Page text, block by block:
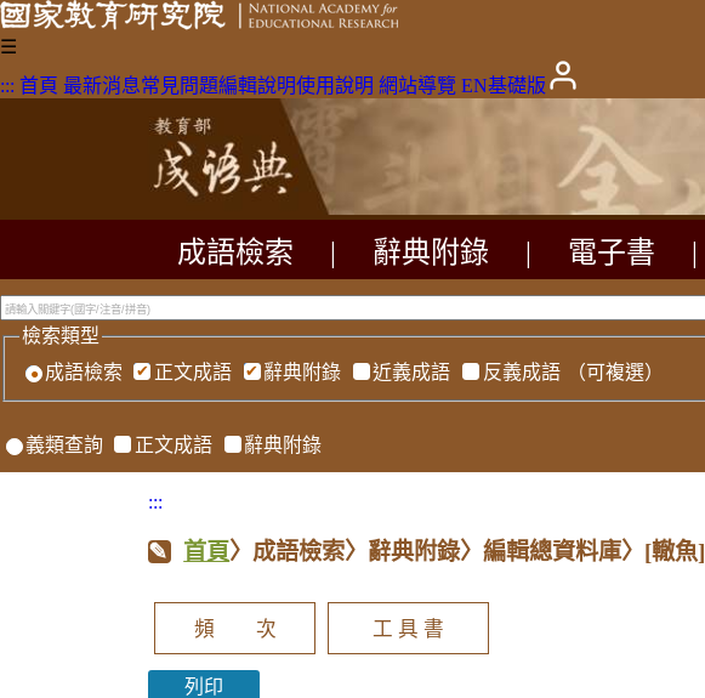
☰
::: 首頁 最新消息常見問題編輯說明使用說明 網站導覽 EN基礎版
成語檢索 辭典附錄 電子書
檢索類型
成語檢索
正文成語 辭典附錄 近義成語 反義成語 （可複選）
義類查詢 正文成語 辭典附錄
:::
首頁〉成語檢索〉辭典附錄〉編輯總資料庫〉 [轍魚]
頻 次 工 具 書
列印